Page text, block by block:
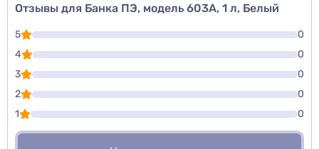
Отзывы для Банка ПЭ, модель 603А, 1 л, Белый
5
0
4
0
3
0
2
0
1
0